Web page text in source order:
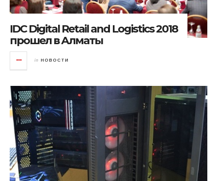
IDC Digital Retail and Logistics 2018
прошел в Алматы
in НОВОСТИ